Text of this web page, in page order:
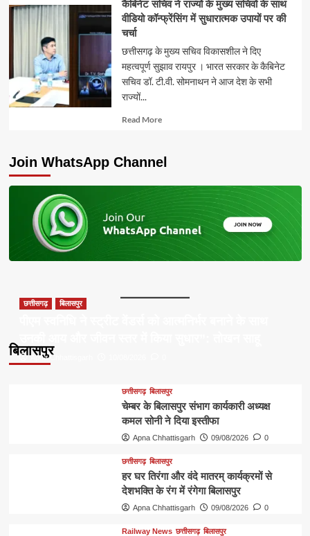
कैबिनेट सचिव ने राज्यों के मुख्य सचिवों के साथ
वीडियो कॉन्फ्रेंसिंग में सुधारात्मक उपायों पर की
चर्चा
छत्तीसगढ़ के मुख्य सचिव विकासशील ने दिए
महत्वपूर्ण सुझाव रायपुर । भारत सरकार के कैबिनेट
सचिव डॉ. टी.वी. सोमनाथन ने आज देश के सभी
राज्यों...
Read MoreRead
Join WhatsApp Channel
बिलासपुर
छत्तीसगढ़ बिलासपुर
Apna Chhattisgarh
छत्तीसगढ़ बिलासपुर
चेम्बर के बिलासपुर संभाग कार्यकारी अध्यक्ष
कमल सोनी ने दिया इस्तीफा
Apna Chhattisgarh 09/08/2026 0
छत्तीसगढ़ बिलासपुर
हर घर तिरंगा और वंदे मातरम् कार्यक्रमों से
देशभक्ति के रंग में रंगेगा बिलासपुर
Apna Chhattisgarh 09/08/2026 0
Railway News छत्तीसगढ़ बिलासपुर